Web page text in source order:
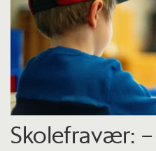
Skolefravær: